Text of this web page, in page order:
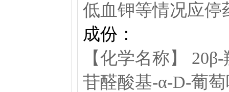
低血钾等情况应停
成份：
【化学名称】
苷醛酸基-α-D-葡